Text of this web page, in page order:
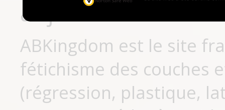
aujourd'hui
ABKingdom est le site
fétichisme des couches
(régression, plastique,